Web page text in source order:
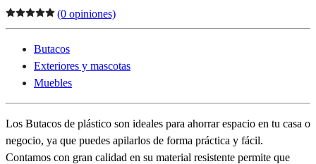
(0 opiniones)
Butacos
Exteriores y mascotas
Muebles
Los Butacos de plástico son ideales para ahorrar espacio en tu casa o
negocio, ya que puedes apilarlos de forma práctica y fácil.
Contamos con gran calidad en su material resistente permite que